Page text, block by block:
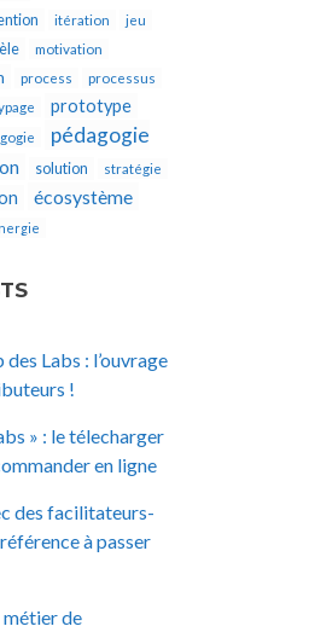
itération jeu
motivation
process processus
prototype
pédagogie
solution stratégie
écosystème
des Labs : l’ouvrage
!
» : le télecharger
en ligne
des facilitateurs-
à passer
métier de